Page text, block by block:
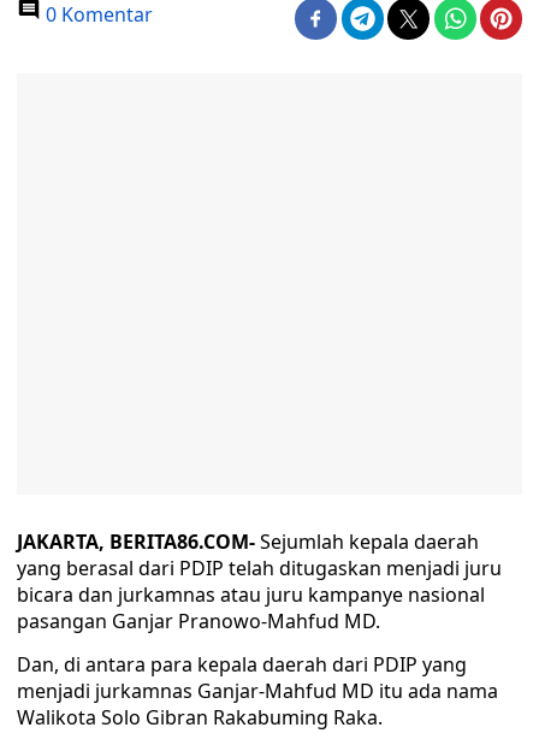
0 Komentar
JAKARTA, BERITA86.COM-Sejumlah kepala daerah
yang berasal dari PDIP telah ditugaskan menjadi juru
bicara dan jurkamnas atau juru kampanye nasional
pasangan Ganjar Pranowo-Mahfud MD.
Dan, di antara para kepala daerah dari PDIP yang
menjadi jurkamnas Ganjar-Mahfud MD itu ada nama
Walikota Solo Gibran Rakabuming Raka.